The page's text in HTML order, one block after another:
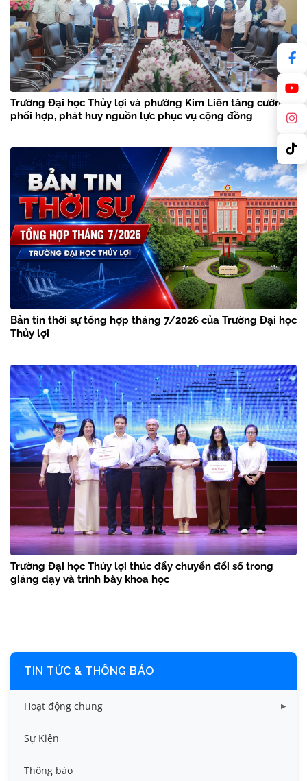
Trường Đại học Thủy lợi và phường Kim Liên tăng cường
phối hợp, phát huy nguồn lực phục vụ cộng đồng
Bản tin thời sự tổng hợp tháng 7/2026 của Trường Đại học
Thủy lợi
Trường Đại học Thủy lợi thúc đẩy chuyển đổi số trong
giảng dạy và trình bày khoa học
TIN TỨC & THÔNG BÁO
Hoạt động chung
Tin công tác sinh viên
Tin đào tạo
Sự Kiện
Thông báo